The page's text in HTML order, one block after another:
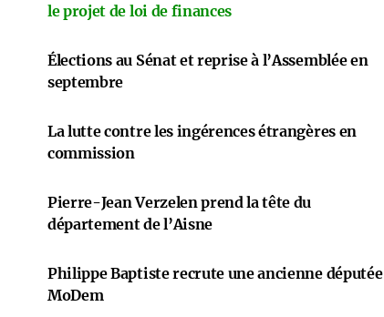
le projet de loi de finances
Élections au Sénat et reprise à l’Assemblée en
septembre
La lutte contre les ingérences étrangères en
commission
Pierre-Jean Verzelen prend la tête du
département de l’Aisne
Philippe Baptiste recrute une ancienne députée
MoDem